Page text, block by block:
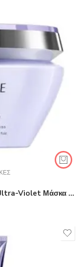
KERASTASE Blond Absolu Masque Ultra-Violet Μάσκα Με Μωβ Χρωστική Για Βαμμένα Ξανθά Μαλλιά 200ml